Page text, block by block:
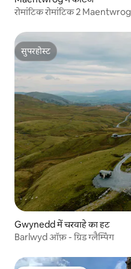
रोमांटिक रोमांटिक 2
सुपरहोस्ट
सुपरहोस्ट
Gwynedd में चरवाहे का हट
Barlwyd ऑफ़ - ग्रिड ग्लैम्पिंग